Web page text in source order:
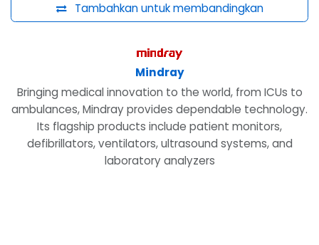
Tambahkan untuk membandingkan
Mindray
Bringing medical innovation to the world, from ICUs to
ambulances, Mindray provides dependable technology.
Its flagship products include patient monitors,
defibrillators, ventilators, ultrasound systems, and
laboratory analyzers